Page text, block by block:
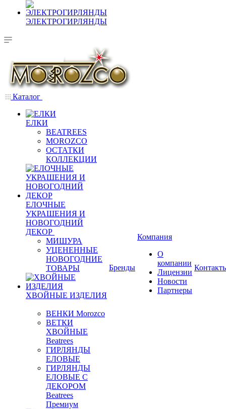
ЭЛЕКТРОГИРЛЯНДЫ
Каталог
ЕЛКИ
BEATREES
MOROZCO
ОСТАТКИ
КОЛЛЕКЦИИ
ЕЛОЧНЫЕ
УКРАШЕНИЯ И
НОВОГОДНИЙ
ДЕКОР
МИШУРА
УЦЕНЕННЫЕ
НОВОГОДНИЕ
ТОВАРЫ
ХВОЙНЫЕ ИЗДЕЛИЯ
ВЕНКИ Morozco
ВЕТКИ
ХВОЙНЫЕ
Beatrees
ГИРЛЯНДЫ
ЕЛОВЫЕ
ГИРЛЯНДЫ
ЕЛОВЫЕ С
ДЕКОРОМ
Beatrees
Премиум
Бренды
Компания
О
компании
Лицензии
Новости
Партнеры